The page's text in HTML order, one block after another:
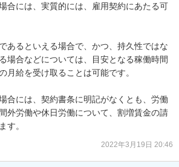
合には、実質的には、雇用契約にあたる可
あるといえる場合で、かつ、持久性ではな
場合などについては、目安となる稼働時間
月給を受け取ることは可能です。
合には、契約書条に明記がなくとも、労働
外労働や休日労働について、割増賃金の請
す。
2022年3月19日 20:46